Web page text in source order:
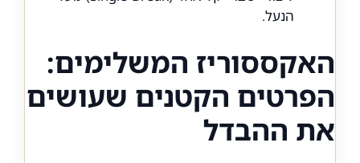
הנעל.
האקססוריז המשלימים:
הפרטים הקטנים שעושים
את ההבדל